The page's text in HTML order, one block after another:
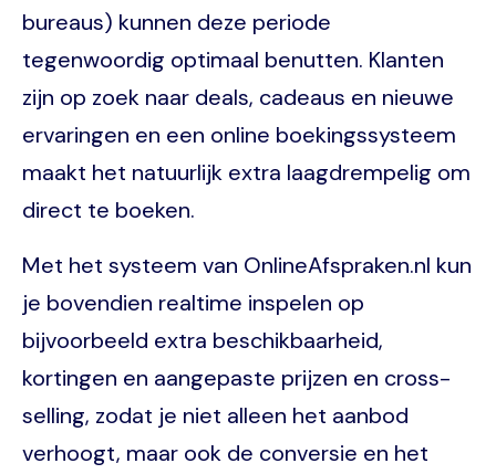
bureaus) kunnen deze periode
tegenwoordig optimaal benutten. Klanten
zijn op zoek naar deals, cadeaus en nieuwe
ervaringen en een online boekingssysteem
maakt het natuurlijk extra laagdrempelig om
direct te boeken.
Met het systeem van OnlineAfspraken.nl kun
je bovendien realtime inspelen op
bijvoorbeeld extra beschikbaarheid,
kortingen en aangepaste prijzen en cross-
selling, zodat je niet alleen het aanbod
verhoogt, maar ook de conversie en het